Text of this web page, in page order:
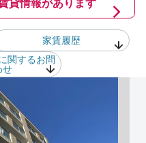
貸情報があります
家賃履歴
関するお問
せ